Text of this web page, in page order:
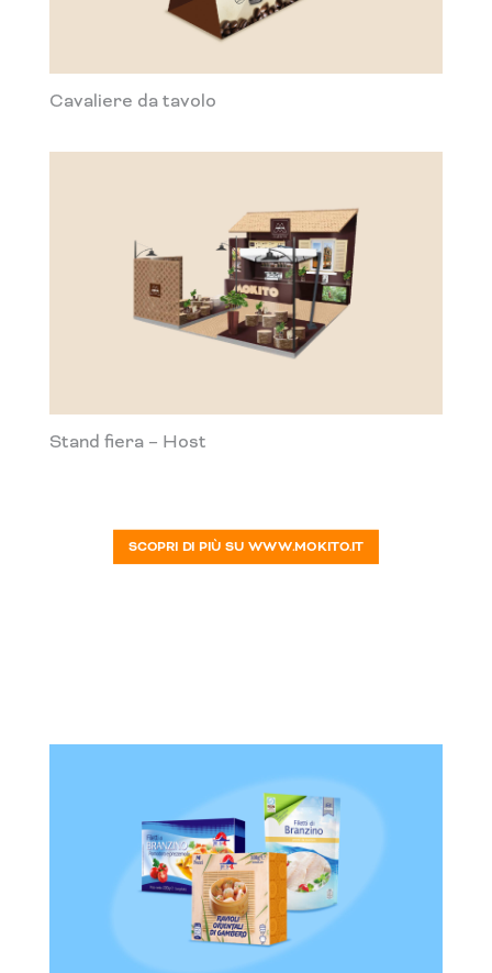
Cavaliere da tavolo
Stand fiera – Host
SCOPRI DI PIÙ SU WWW.MOKITO.IT